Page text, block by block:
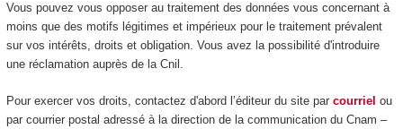
Vous pouvez vous opposer au traitement des données vous concernant à
moins que des motifs légitimes et impérieux pour le traitement prévalent
sur vos intérêts, droits et obligation. Vous avez la possibilité d'introduire
une réclamation auprès de la Cnil.
Pour exercer vos droits, contactez d'abord l’éditeur du site par courriel ou
par courrier postal adressé à la direction de la communication du Cnam –